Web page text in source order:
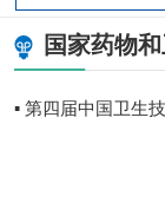
国家药物
▪ 第四届中国卫生